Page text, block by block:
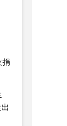
捐